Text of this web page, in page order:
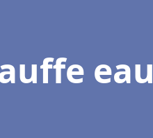
eau